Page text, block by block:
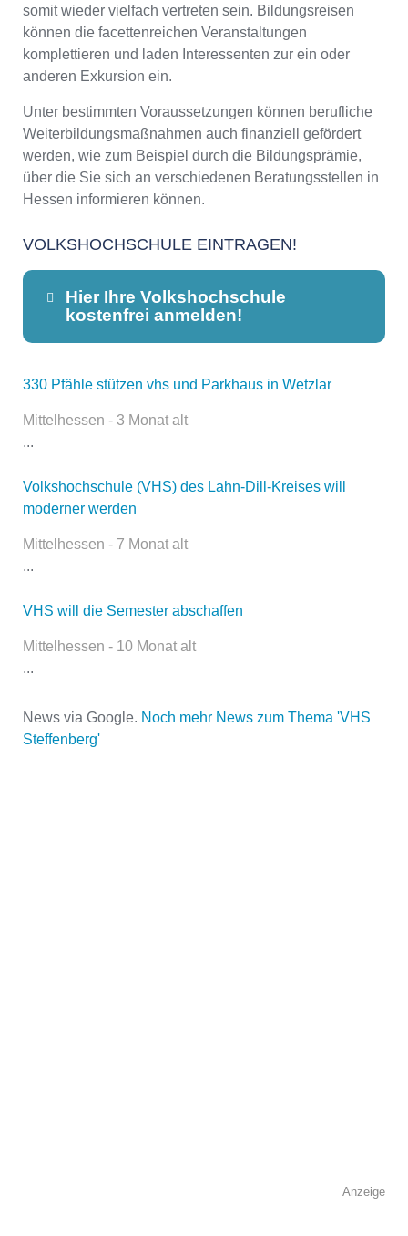
somit wieder vielfach vertreten sein. Bildungsreisen
können die facettenreichen Veranstaltungen
komplettieren und laden Interessenten zur ein oder
anderen Exkursion ein.
Unter bestimmten Voraussetzungen können berufliche
Weiterbildungsmaßnahmen auch finanziell gefördert
werden, wie zum Beispiel durch die Bildungsprämie,
über die Sie sich an verschiedenen Beratungsstellen in
Hessen informieren können.
VOLKSHOCHSCHULE EINTRAGEN!
Hier Ihre Volkshochschule
kostenfrei anmelden!
Dieser Teil dient lediglich zur
Name
330 Pfähle stützen vhs und Parkhaus in Wetzlar
Mittelhessen - 3 Monat alt
...
Volkshochschule (VHS) des Lahn-Dill-Kreises will
moderner werden
Mittelhessen - 7 Monat alt
...
VHS will die Semester abschaffen
Mittelhessen - 10 Monat alt
...
News via Google. Noch mehr News zum Thema 'VHS
Steffenberg'
Anzeige